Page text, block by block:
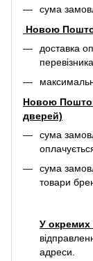
сума
Новою
доставка
перевізника
Новою
дверей)
сума
сума
товари
У окремих
адреси.